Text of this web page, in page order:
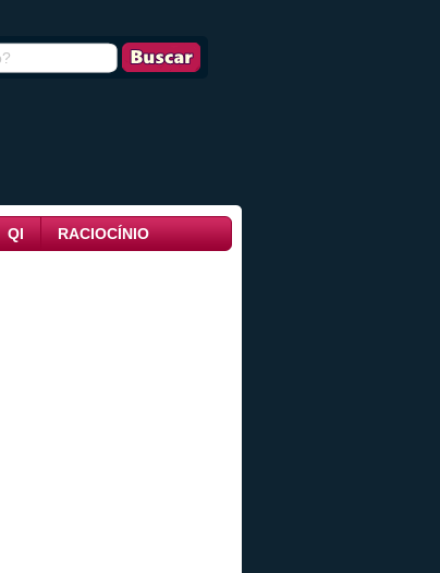
QI RACIOCÍNIO